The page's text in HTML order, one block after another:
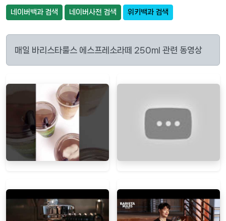
네이버백과 검색 네이버사전 검색 위키백과 검색
매일 바리스타룰스 에스프레소라떼 250ml 관련 동영상